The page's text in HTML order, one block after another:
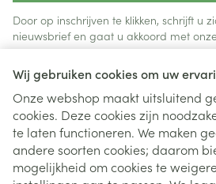
Wij gebruiken cookies om uw
Onze webshop maakt uitsluitend
cookies. Deze cookies zijn
te laten functioneren. We maken
andere soorten cookies; daarom
mogelijkheid om cookies te
Door op inschrijven te klikken, schrijft u
nieuwsbrief en gaat u akkoord met